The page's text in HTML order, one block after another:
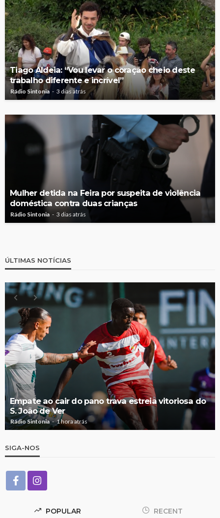
Tiago Aldeia: “Vou levar o coração cheio deste
trabalho diferente e incrível”
Rádio Sintonia 3 dias atrás
Mulher detida na Feira por suspeita de violência
doméstica contra duas crianças
Rádio Sintonia 3 dias atrás
ÚLTIMAS NOTÍCIAS
Empate ao cair do pano trava estreia vitoriosa do
S. João de Ver
Rádio Sintonia 1 hora atrás
SIGA-NOS
POPULAR RECENT